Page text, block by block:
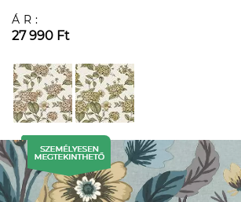
ÁR:
27 990 Ft